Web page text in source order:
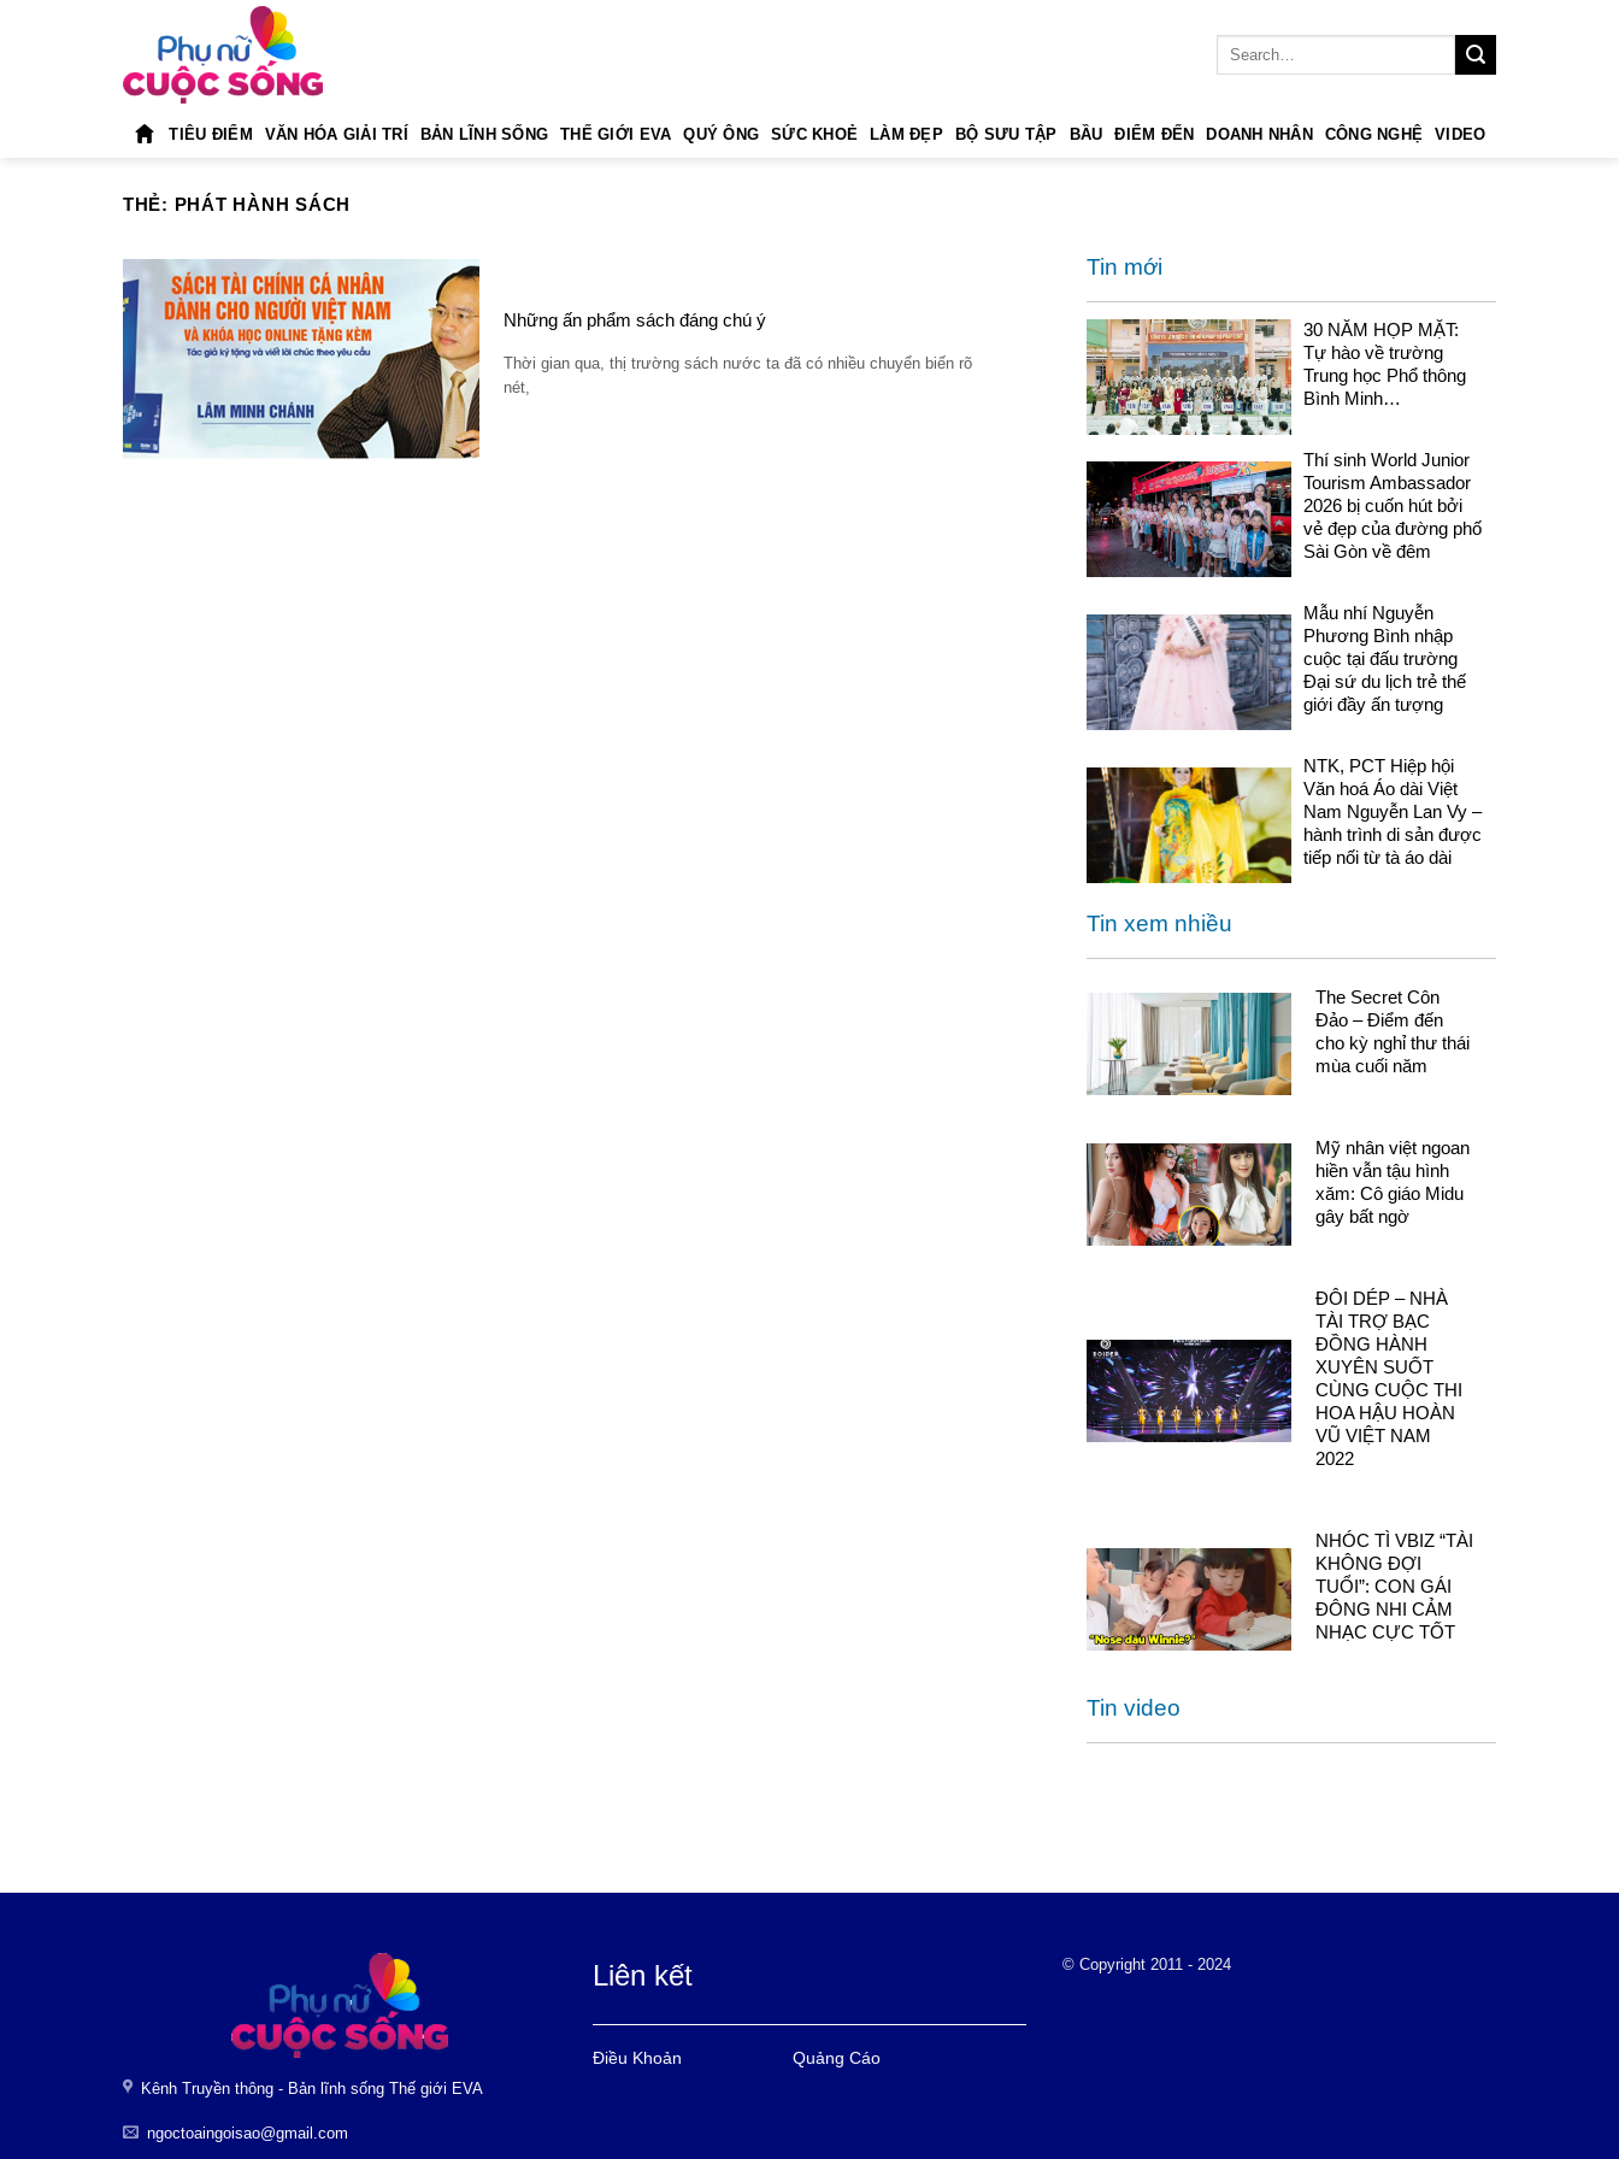
TIÊU ĐIỂM VĂN HÓA GIẢI TRÍ BẢN LĨNH SỐNG THẾ GIỚI EVA QUÝ ÔNG SỨC KHOẺ LÀM ĐẸP BỘ SƯU TẬP BẦU ĐIỂM ĐẾN DOANH NHÂN CÔNG NGHỆ VIDEO
THẺ: PHÁT HÀNH SÁCH
Những ấn phẩm sách đáng chú ý
Thời gian qua, thị trường sách nước ta đã có nhiều chuyển biến rõ
nét,
Tin mới
30 NĂM HỌP MẶT:
Tự hào về trường
Trung học Phổ thông
Bình Minh…
Thí sinh World Junior
Tourism Ambassador
2026 bị cuốn hút bởi
vẻ đẹp của đường phố
Sài Gòn về đêm
Mẫu nhí Nguyễn
Phương Bình nhập
cuộc tại đấu trường
Đại sứ du lịch trẻ thế
giới đầy ấn tượng
NTK, PCT Hiệp hội
Văn hoá Áo dài Việt
Nam Nguyễn Lan Vy –
hành trình di sản được
tiếp nối từ tà áo dài
Tin xem nhiều
The Secret Côn
Đảo – Điểm đến
cho kỳ nghỉ thư thái
mùa cuối năm
Mỹ nhân việt ngoan
hiền vẫn tậu hình
xăm: Cô giáo Midu
gây bất ngờ
ĐÔI DÉP – NHÀ
TÀI TRỢ BẠC
ĐỒNG HÀNH
XUYÊN SUỐT
CÙNG CUỘC THI
HOA HẬU HOÀN
VŨ VIỆT NAM
2022
NHÓC TÌ VBIZ “TÀI
KHÔNG ĐỢI
TUỔI”: CON GÁI
ĐÔNG NHI CẢM
NHẠC CỰC TỐT
Tin video
Kênh Truyền thông - Bản lĩnh sống Thế giới EVA
ngoctoaingoisao@gmail.com
Liên kết
Điều Khoản Quảng Cáo
© Copyright 2011 - 2024